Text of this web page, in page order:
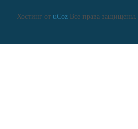
Хостинг от uCozВсе права защищены.